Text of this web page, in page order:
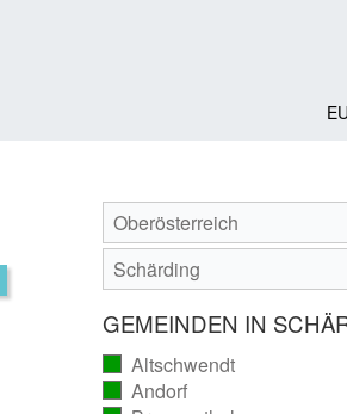
GEMEINDEN IN
Altschwendt
ausgezählt)
Andorf